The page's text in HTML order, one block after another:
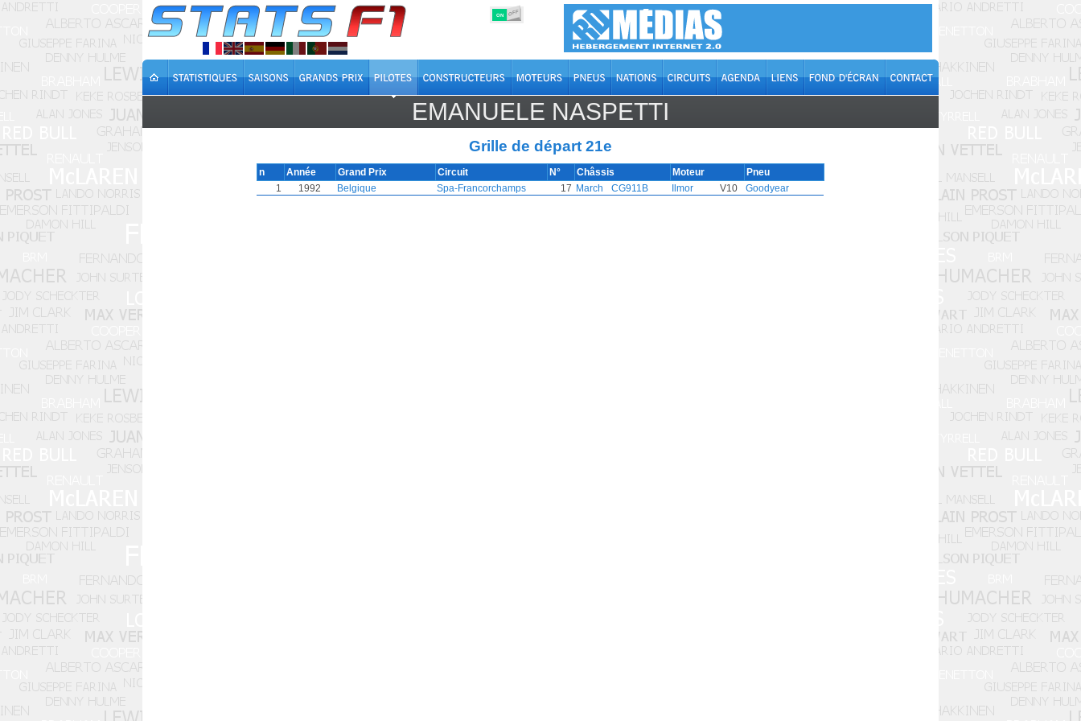
ON OFF
EMANUELE NASPETTI
Grille de départ 21e
n Année Grand Prix Circuit N° Châssis Moteur
Pneu
1
1992 Belgique Spa-Francorchamps 17 March CG911B Ilmor V10 Goodyear